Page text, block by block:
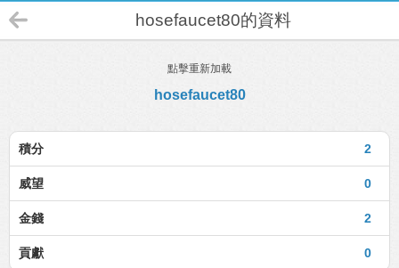
hosefaucet80的資料
點擊重新加載
hosefaucet80
2
積分
0
威望
2
金錢
0
貢獻